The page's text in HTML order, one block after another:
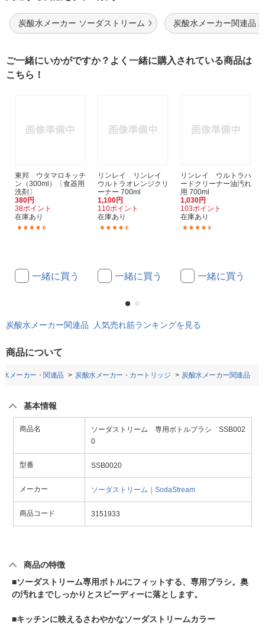
炭酸水メーカー ソーダストリーム 炭酸水メーカー関連品
ご一緒にいかがですか？よく一緒に購入されている商品は
こちら！
東邦 ウタマロキッチ
ン（300ml）〔食器用
洗剤〕
380円
38ポイント
在庫あり
一緒に買う
リンレイ リンレイ
ウルトラオレンジクリ
ーナー 700ml
1,100円
110ポイント
在庫あり
一緒に買う
リンレイ ウルトラハ
ードクリーナー油汚れ
用 700ml
1,030円
103ポイント
在庫あり
一緒に買う
炭酸水メーカー関連品 人気売れ筋ランキングを見る
商品について
水メーカー・関連品 炭酸水メーカー・カートリッジ 炭酸水メーカー関連品
基本情報
商品名
ソーダストリーム 専用ボトルブラシ SSB002
0
型番 SSB0020
メーカー ソーダストリーム｜SodaStream
商品コード 3151933
商品の特徴
■ソーダストリーム専用ボトルにフィットする、専用ブラシ。奥
の汚れまでしっかりとスピーディーに落とします。
■キッチンに映えるさわやかなソーダストリームカラー